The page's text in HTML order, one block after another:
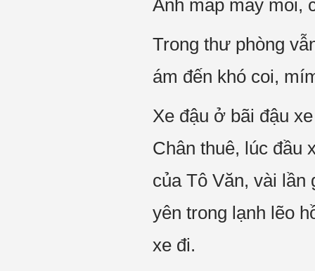
Anh mấp máy môi,
Trong thư phòng
ám đến khó coi,
Xe đậu ở bãi đậu
Chân thuê, lúc đầu
của Tô Văn, vài lần
yên trong lạnh lẽo
xe đi.